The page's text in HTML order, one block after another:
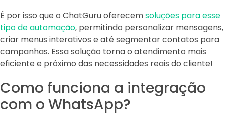
É por isso que o ChatGuru oferecemsoluções para esse
tipo de automação, permitindo personalizar mensagens,
criar menus interativos e até segmentar contatos para
campanhas. Essa solução torna o atendimento mais
eficiente e próximo das necessidades reais do cliente!
Como funciona a integração
com o WhatsApp?